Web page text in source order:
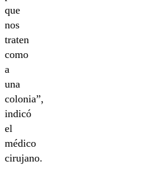
que
nos
traten
como
a
una
colonia”,
indicó
el
médico
cirujano.